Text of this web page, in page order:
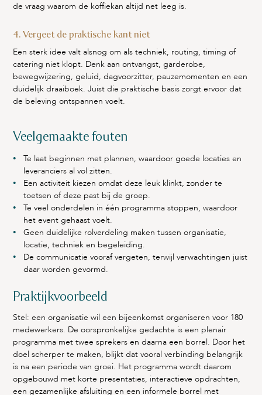
de vraag waarom de koffiekan altijd net leeg is.
4. Vergeet de praktische kant niet
Een sterk idee valt alsnog om als techniek, routing, timing of
catering niet klopt. Denk aan ontvangst, garderobe,
bewegwijzering, geluid, dagvoorzitter, pauzemomenten en een
duidelijk draaiboek. Juist die praktische basis zorgt ervoor dat
de beleving ontspannen voelt.
Veelgemaakte fouten
Te laat beginnen met plannen, waardoor goede locaties en
leveranciers al vol zitten.
Een activiteit kiezen omdat deze leuk klinkt, zonder te
toetsen of deze past bij de groep.
Te veel onderdelen in één programma stoppen, waardoor
het event gehaast voelt.
Geen duidelijke rolverdeling maken tussen organisatie,
locatie, techniek en begeleiding.
De communicatie vooraf vergeten, terwijl verwachtingen juist
daar worden gevormd.
Praktijkvoorbeeld
Stel: een organisatie wil een bijeenkomst organiseren voor 180
medewerkers. De oorspronkelijke gedachte is een plenair
programma met twee sprekers en daarna een borrel. Door het
doel scherper te maken, blijkt dat vooral verbinding belangrijk
is na een periode van groei. Het programma wordt daarom
opgebouwd met korte presentaties, interactieve opdrachten,
een gezamenlijke afsluiting en een informele borrel met